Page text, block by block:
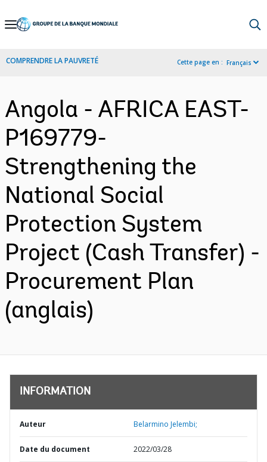
Skip
Navigation
COMPRENDRE LA PAUVRETÉ Cette page en : Français
Angola - AFRICA EAST-
P169779-
Strengthening the
National Social
Protection System
Project (Cash Transfer) -
Procurement Plan
(anglais)
INFORMATION
Auteur Belarmino Jelembi;
Date du document 2022/03/28